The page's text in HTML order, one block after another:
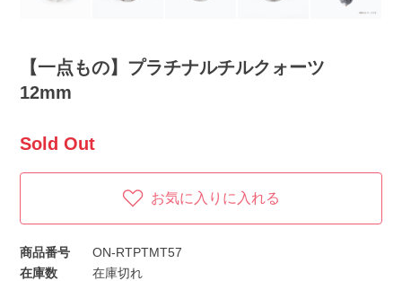
【一点もの】プラチナルチルクォーツ
12mm
Sold Out
お気に入りに入れる
商品番号
ON-RTPTMT57
在庫数
在庫切れ